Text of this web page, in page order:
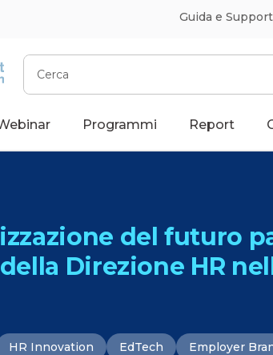
Guida e
Cerca
Programmi Report
del futuro
Direzione HR
HR Innovation EdTech Employer